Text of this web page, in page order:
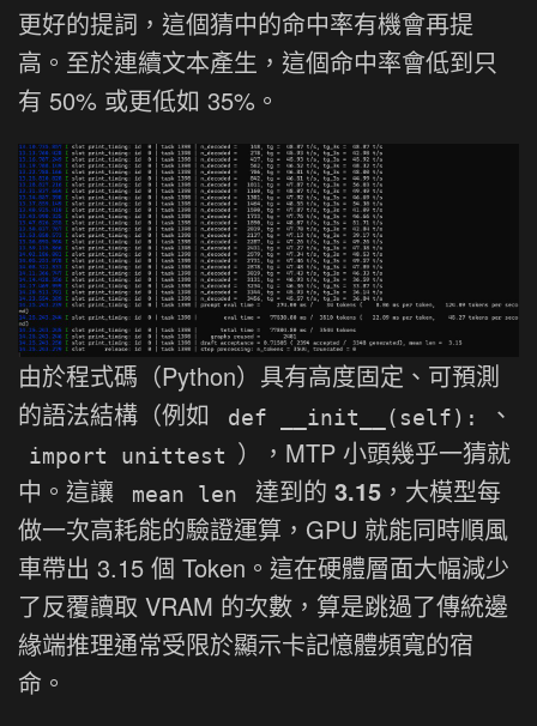
更好的提詞，這個猜中的命中率有機會再提
高。至於連續文本產生，這個命中率會低到只
有 50% 或更低如 35%。
由於程式碼（Python）具有高度固定、可預測
的語法結構（例如
def __init__(self): 、
import unittest ），MTP 小頭幾乎一猜就
中。這讓
mean len 達到的 3.15 ，大模型每
做一次高耗能的驗證運算，GPU 就能同時順風
車帶出 3.15 個 Token。這在硬體層面大幅減少
了反覆讀取 VRAM 的次數，算是跳過了傳統邊
緣端推理通常受限於顯示卡記憶體頻寬的宿
命。